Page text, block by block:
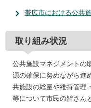
帯広市における公共
取り組み状況
公共施設マネジメントの
源の確保に努めながら進
共施設の総量や維持管理
等について市民の皆さん